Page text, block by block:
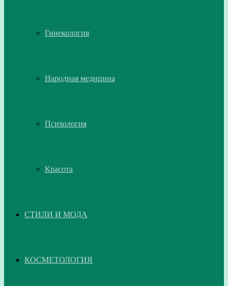
Гинекология
Народная медицина
Психология
Красота
СТИЛИ И МОДА
КОСМЕТОЛОГИЯ